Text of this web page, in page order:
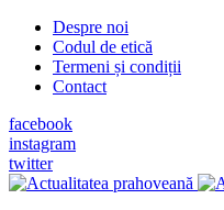
Despre noi
Codul de etică
Termeni și condiții
Contact
facebook
instagram
twitter